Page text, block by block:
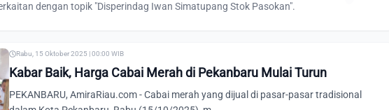
dengan topik "Disperindag Iwan Simatupang Stok Pasokan".
Rabu, 15 Oktober 2025 | 00:00 WIB
Kabar Baik, Harga Cabai Merah di Pekanbaru Mulai Turun
PEKANBARU, AmiraRiau.com - Cabai merah yang dijual di pasar-pasar tradisional